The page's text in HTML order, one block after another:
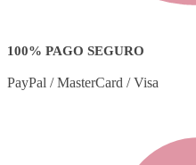
100% PAGO SEGURO
PayPal / MasterCard / Visa